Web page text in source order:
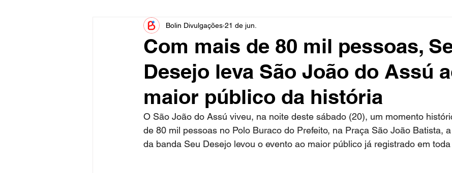
Informe Publicitário Judiciário
Tecnologia Educação Influencer Luto Artista Seleção
Nota de Esclarecimento
Com mais de 80 mil pessoas,
Desejo leva São João do Assú
maior público da história
Bolin Divulgações 21 de jun.
O São João do Assú viveu, na noite deste sábado (20), um momento
de 80 mil pessoas no Polo Buraco do Prefeito, na Praça São João Batista,
da banda Seu Desejo levou o evento ao maior público já registrado em